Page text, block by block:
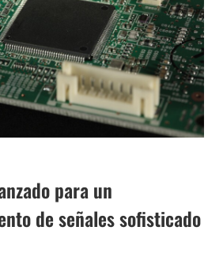
para un
de señales sofisticado